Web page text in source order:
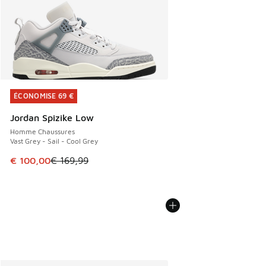
ÉCONOMISE 69 €
Jordan Spizike Low
Homme Chaussures
Vast Grey - Sail - Cool Grey
Cet article est en promotion. Prix en baisse de € 169,99 à
€ 100,00€ 169,99
ÉCONOMISE 69 €